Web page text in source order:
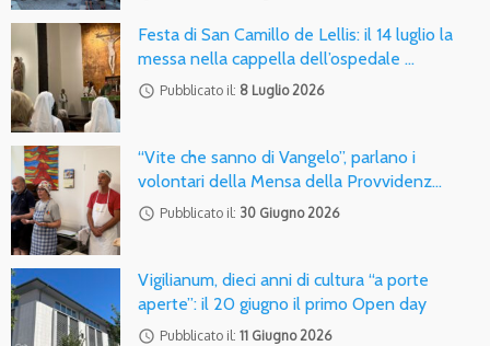
Festa di San Camillo de Lellis: il 14 luglio la
messa nella cappella dell’ospedale …
access_time Pubblicato il: 8 Luglio 2026
“Vite che sanno di Vangelo”, parlano i
volontari della Mensa della Provvidenz…
access_time Pubblicato il: 30 Giugno 2026
Vigilianum, dieci anni di cultura “a porte
aperte”: il 20 giugno il primo Open day
access_time Pubblicato il: 11 Giugno 2026